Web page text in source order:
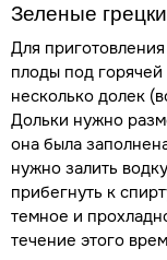
Зеленые
Для
плоды под
несколько долек
Дольки нужно
она была
нужно залить
прибегнуть к
темное и
течение этого